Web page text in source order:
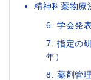
精神科薬物療
6. 学会発
7. 指定の
年）
8. 薬剤管